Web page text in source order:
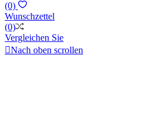
(0)
Wunschzettel
(0)
Vergleichen Sie
Nach oben scrollen